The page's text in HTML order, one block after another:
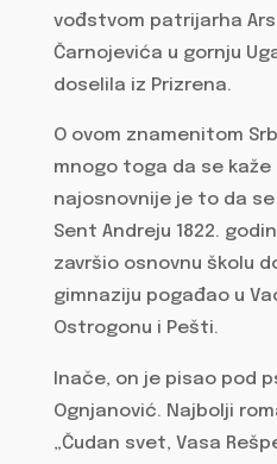
vođstvom patrijarha
Čarnojevića u gornju
doselila iz Prizrena.
O ovom znamenitom
mnogo toga da se kaže
najosnovnije je to da se
Sent Andreju 1822.
završio osnovnu školu
gimnaziju pogađao u
Ostrogonu i Pešti.
Inače, on je pisao pod
Ognjanović. Najbolji
„Čudan svet, Vasa